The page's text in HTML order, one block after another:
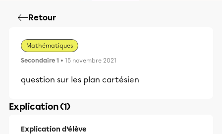
Retour
Mathématiques
Secondaire 1 • 15 novembre 2021
question sur les plan cartésien
Explication (1)
Explication d’élève